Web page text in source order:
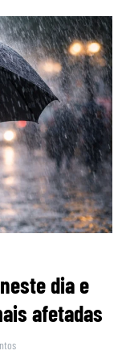
dia e
afetadas